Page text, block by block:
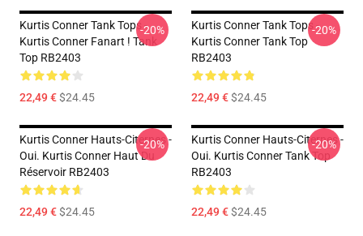
Kurtis Conner Tank Tops -
Kurtis Conner Fanart ! Tank
Top RB2403
22,49 €$24.45
-20%
Kurtis Conner Tank Tops -
Kurtis Conner Tank Top
RB2403
22,49 €$24.45
-20%
Kurtis Conner Hauts-Citernes -
Oui. Kurtis Conner Haut Du
Réservoir RB2403
22,49 €$24.45
-20%
Kurtis Conner Hauts-Citernes -
Oui. Kurtis Conner Tank Top
RB2403
22,49 €$24.45
-20%